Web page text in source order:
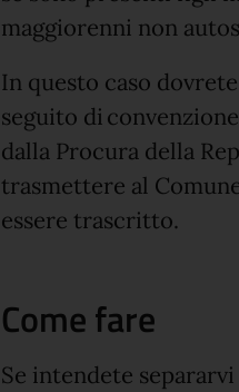
maggiorenni non
In questo caso
seguito di
dalla Procura della
trasmettere al
essere trascritto.
Come fare
Se intendete